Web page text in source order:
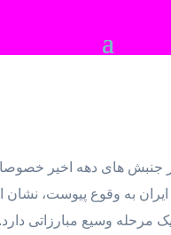
به وقوع پیوست، نشان
مرحله وسیع مبارزاتی